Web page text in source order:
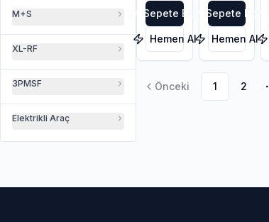
M+S
XL-RF
3PMSF
Elektrikli Araç
Sepete Ekle
Hemen Al
Sepete Ekle
Hemen Al
Önceki 1 2